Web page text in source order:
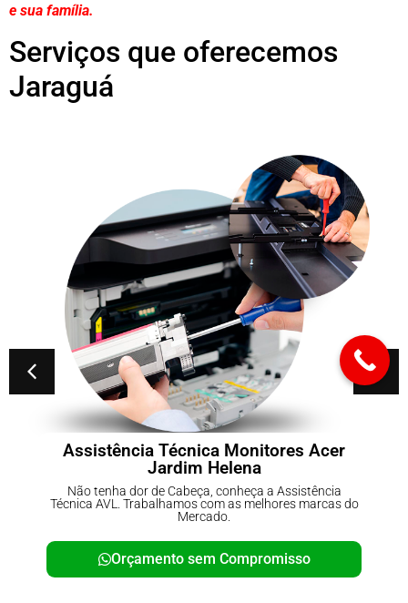
e sua família.
Serviços que oferecemos
Jaraguá
Monitores Acer
conheça a Assistência
com as melhores marcas do
sem Compromisso
Conserto de
Não tenha dor de
Técnica AVL.